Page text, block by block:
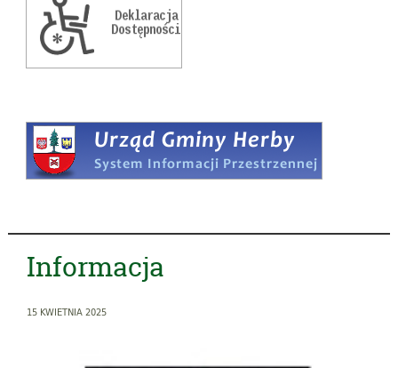
Informacja
15 KWIETNIA 2025